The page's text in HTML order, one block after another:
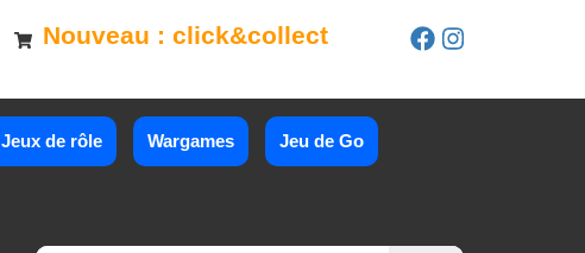
Nouveau : click&collect
Jeux de rôle Wargames Jeu de Go